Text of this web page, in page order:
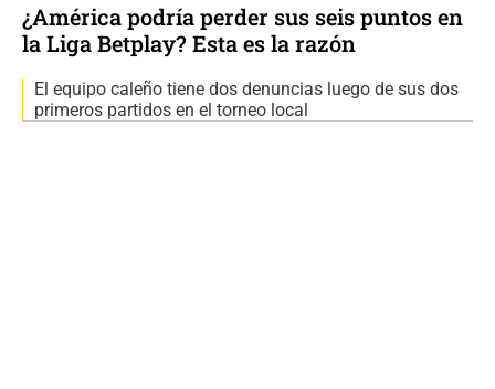
¿América podría perder sus seis puntos en
la Liga Betplay? Esta es la razón
El equipo caleño tiene dos denuncias luego de sus dos
primeros partidos en el torneo local